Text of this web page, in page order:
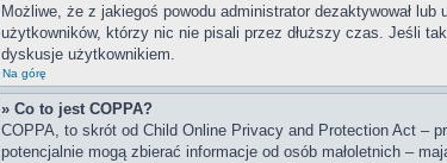
Możliwe, że z jakiegoś powodu administrator dezaktywował
użytkowników, którzy nic nie pisali przez dłuższy czas. Jeśli
dyskusje użytkownikiem.
Na górę
» Co to jest COPPA?
COPPA, to skrót od Child Online Privacy and Protection Act –
potencjalnie mogą zbierać informacje od osób małoletnich –